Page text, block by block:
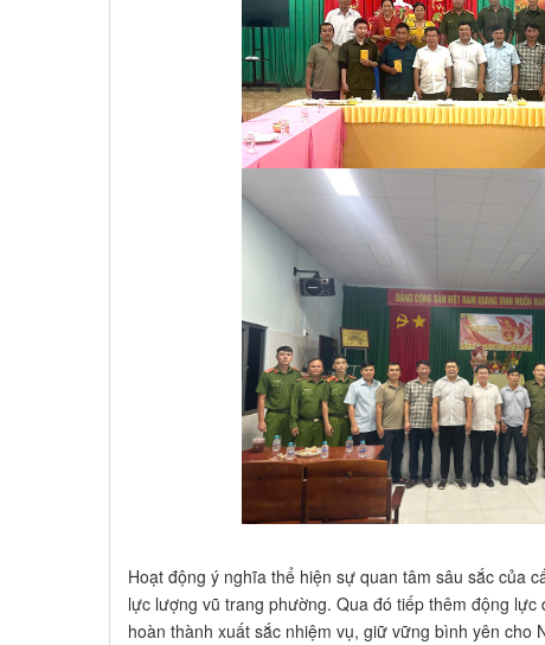
Hoạt động ý nghĩa thể hiện sự quan tâm sâu sắc của
lực lượng vũ trang phường. Qua đó tiếp thêm động
hoàn thành xuất sắc nhiệm vụ, giữ vững bình yên cho